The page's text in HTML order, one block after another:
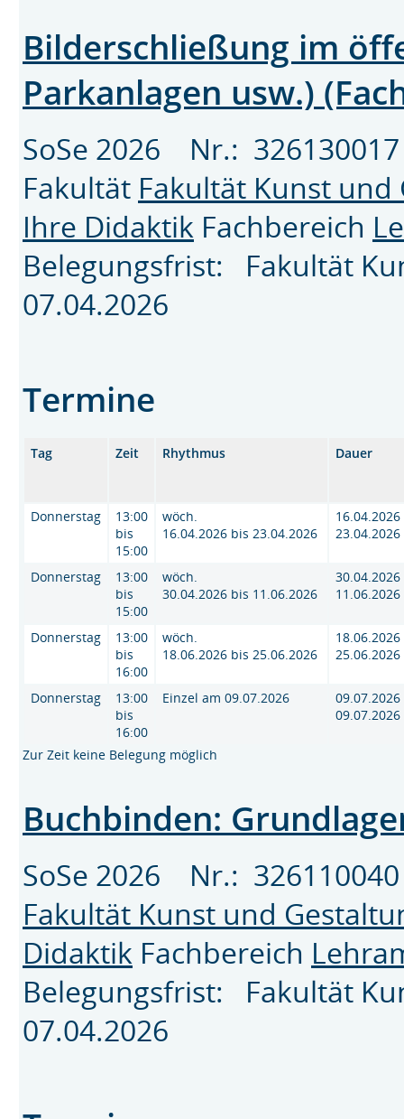
Bilderschließung im
Parkanlagen usw.)
SoSe 2026 Nr.:
Fakultät Fakultät Kunst und
Ihre Didaktik Fachbereich
Belegungsfrist: Fakultät
07.04.2026
Termine
Tag Zeit Rhythmus Dauer
Donnerstag
13:00
bis
15:00
wöch.
16.04.2026 bis 23.04.2026
23.04.2026
Donnerstag
13:00
bis
15:00
wöch.
30.04.2026 bis 11.06.2026
11.06.2026
Donnerstag
13:00
bis
16:00
wöch.
18.06.2026 bis 25.06.2026
25.06.2026
Donnerstag
13:00
bis
16:00
Einzel am 09.07.2026
09.07.2026
Zur Zeit keine Belegung möglich
Buchbinden:
SoSe 2026 Nr.:
Fakultät Kunst und
Didaktik Fachbereich
Belegungsfrist: Fakultät
07.04.2026